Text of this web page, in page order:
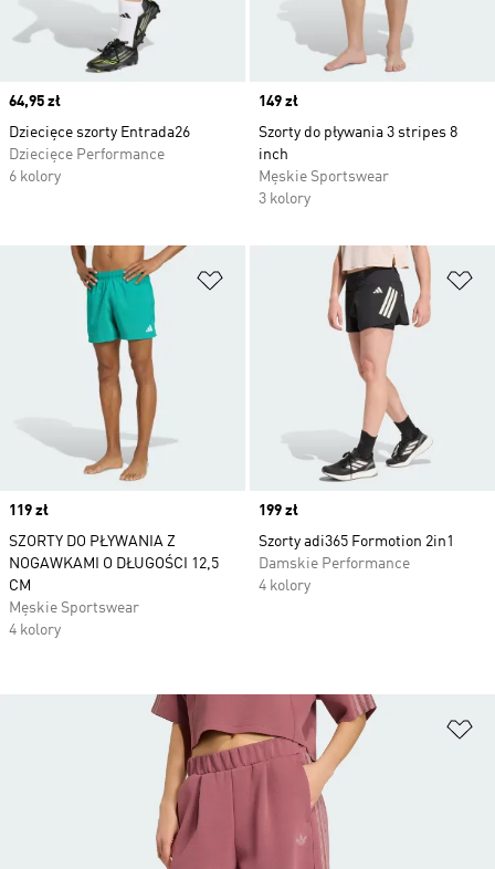
Price
64,95 zł
Dziecięce szorty Entrada26
Dziecięce Performance
6 kolory
Price
149 zł
Szorty do pływania 3 stripes 8
inch
Męskie Sportswear
3 kolory
Dodaj do listy życzeń
Price
119 zł
SZORTY DO PŁYWANIA Z
NOGAWKAMI O DŁUGOŚCI 12,5
CM
Męskie Sportswear
4 kolory
Price
199 zł
Szorty adi365 Formotion 2in1
Damskie Performance
4 kolory